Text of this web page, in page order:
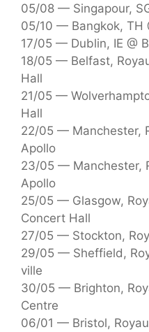
05/08 — Singapour,
05/10 — Bangkok, TH
17/05 — Dublin, IE @
18/05 — Belfast,
Hall
21/05 —
Hall
22/05 — Manchester,
Apollo
23/05 — Manchester,
Apollo
25/05 — Glasgow,
Concert Hall
27/05 — Stockton,
29/05 — Sheffield,
ville
30/05 — Brighton,
Centre
06/01 — Bristol,